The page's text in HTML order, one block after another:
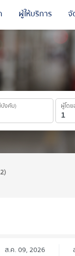
บังคับ) ผู้โด
ผู้ให้บริการ จั
ส.ค. 09, 2026